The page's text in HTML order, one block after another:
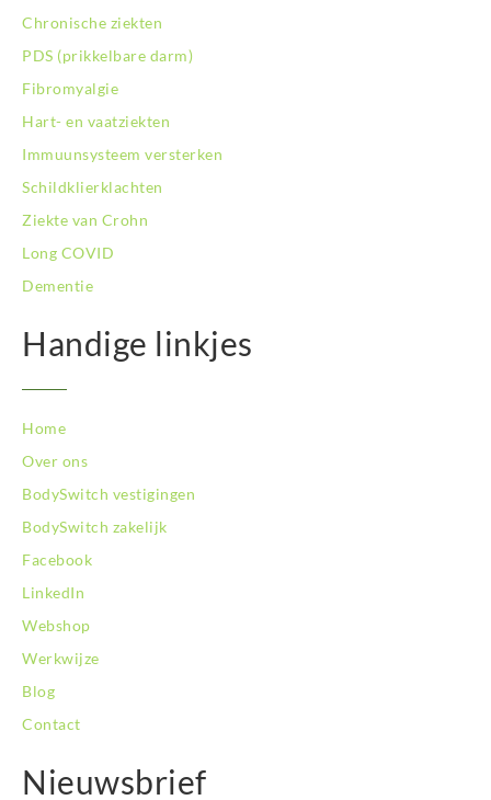
Chronische ziekten
PDS (prikkelbare darm)
Fibromyalgie
Hart- en vaatziekten
Immuunsysteem versterken
Schildklierklachten
Ziekte van Crohn
Long COVID
Dementie
Handige linkjes
Home
Over ons
BodySwitch vestigingen
BodySwitch zakelijk
Facebook
LinkedIn
Webshop
Werkwijze
Blog
Contact
Nieuwsbrief